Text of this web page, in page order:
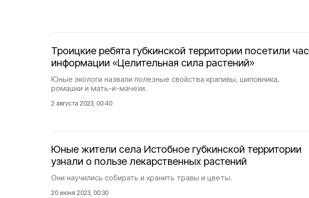
Троицкие ребята губкинской территории посетили час
информации «Целительная сила растений»
Юные экологи назвали полезные свойства крапивы, шиповника,
ромашки и мать-и-мачехи.
2 августа 2023, 00:40
Юные жители села Истобное губкинской территории
узнали о пользе лекарственных растений
Они научились собирать и хранить травы и цветы.
20 июня 2023, 00:30